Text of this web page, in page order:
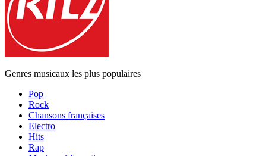
Genres musicaux les plus populaires
Pop
Rock
Chansons françaises
Electro
Hits
Rap